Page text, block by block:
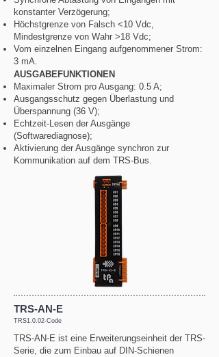
konstanter Verzögerung;
Höchstgrenze von Falsch <10 Vdc,
Mindestgrenze von Wahr >18 Vdc;
Vom einzelnen Eingang aufgenommener Strom:
3 mA.
AUSGABEFUNKTIONEN
Maximaler Strom pro Ausgang: 0.5 A;
Ausgangsschutz gegen Überlastung und
Überspannung (36 V);
Echtzeit-Lesen der Ausgänge
(Softwarediagnose);
Aktivierung der Ausgänge synchron zur
Kommunikation auf dem TRS-Bus.
TRS-AN-E
TRS1.0.02-Code
TRS-AN-E ist eine Erweiterungseinheit der TRS-
Serie, die zum Einbau auf DIN-Schienen